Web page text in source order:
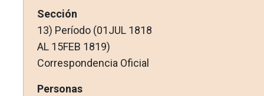
Sección
13) Período (01JUL 1818
AL 15FEB 1819)
Correspondencia Oficial
Personas